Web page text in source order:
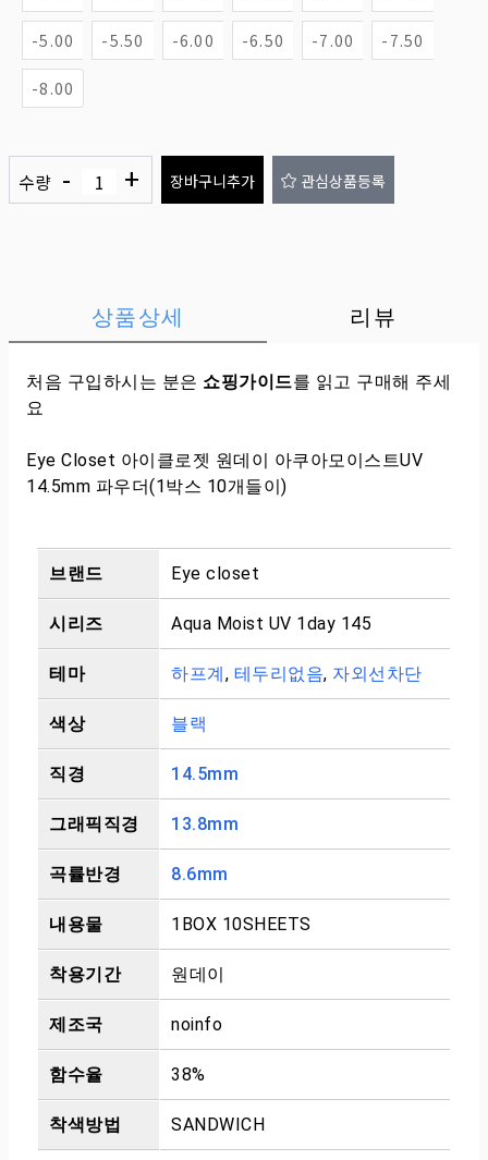
-5.00 -5.50 -6.00 -6.50 -7.00 -7.50
-8.00
수량 - + 장바구니추가 관심상품등록
상품상세 리뷰
처음 구입하시는 분은 쇼핑가이드를 읽고 구매해 주세
요
Eye Closet 아이클로젯 원데이 아쿠아모이스트UV
14.5mm 파우더(1박스 10개들이)
브랜드 Eye closet
시리즈 Aqua Moist UV 1day 145
테마 하프계, 테두리없음, 자외선차단
색상 블랙
직경 14.5mm
그래픽직경 13.8mm
곡률반경 8.6mm
내용물 1BOX 10SHEETS
착용기간 원데이
제조국 noinfo
함수율 38%
착색방법 SANDWICH